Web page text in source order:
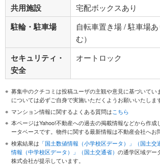
共用施設 宅配ボックスあり
駐輪・駐車場
自転車置き場 / 駐車場
む）
セキュリティ・
安全
オートロック
募集中のクチコミは投稿ユーザの主観や意見に基づいてい
については必ずご自身で実施いただくようお願いいたしま
マンション情報に関するよくある質問はこちら
本ページはYahoo!不動産への過去の掲載情報などから作成
ータベースです。物件に関する最新情報は不動産会社へお
検索結果は 「国土数値情報（小学校区データ）」（国土交
情報（中学校区データ）」（国土交通省） の通学区域デー
株式会社が提示しています。